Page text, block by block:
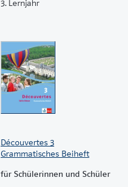
3. Lernjahr
Découvertes 3
Grammatisches Beiheft
für Schülerinnen und Schüler